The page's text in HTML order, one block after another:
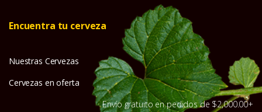
Encuentra tu cerveza
Nuestras Cervezas
Cervezas en oferta
Envío gratuito en pedidos de $2,000.00+